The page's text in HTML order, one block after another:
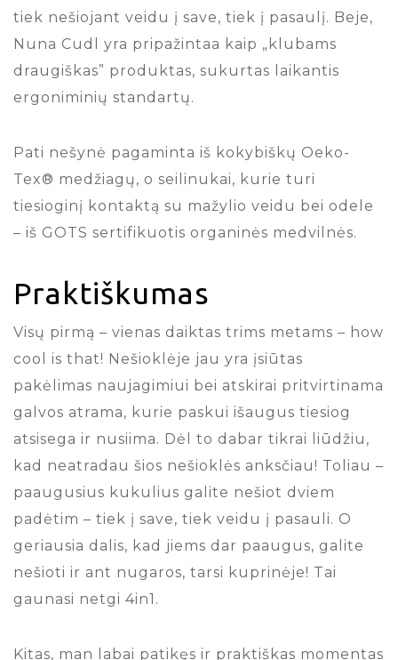
tiek nešiojant veidu į save, tiek į pasaulį. Beje,
Nuna Cudl yra pripažintaa kaip „klubams
draugiškas” produktas, sukurtas laikantis
ergoniminių standartų.
Pati nešynė pagaminta iš kokybiškų Oeko-
Tex® medžiagų, o seilinukai, kurie turi
tiesioginį kontaktą su mažylio veidu bei odele
– iš GOTS sertifikuotis organinės medvilnės.
Praktiškumas
Visų pirmą – vienas daiktas trims metams – how
cool is that! Nešioklėje jau yra įsiūtas
pakėlimas naujagimiui bei atskirai pritvirtinama
galvos atrama, kurie paskui išaugus tiesiog
atsisega ir nusiima. Dėl to dabar tikrai liūdžiu,
kad neatradau šios nešioklės anksčiau! Toliau –
paaugusius kukulius galite nešiot dviem
padėtim – tiek į save, tiek veidu į pasauli. O
geriausia dalis, kad jiems dar paaugus, galite
nešioti ir ant nugaros, tarsi kuprinėje! Tai
gaunasi netgi 4in1.
Kitas, man labai patikęs ir praktiškas momentas